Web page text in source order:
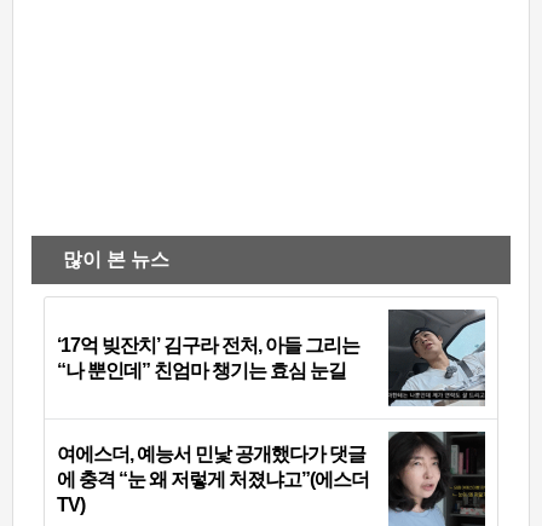
많이 본 뉴스
‘17억 빚잔치’ 김구라 전처, 아들 그리는
“나 뿐인데” 친엄마 챙기는 효심 눈길
여에스더, 예능서 민낯 공개했다가 댓글
에 충격 “눈 왜 저렇게 처졌냐고”(에스더
TV)